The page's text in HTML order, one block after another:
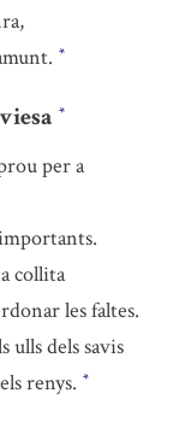
*
*
per a
collita
les faltes.
ulls dels savis
renys. *